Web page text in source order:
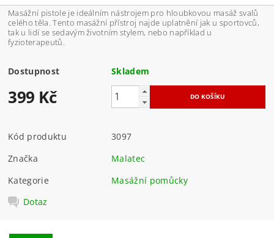
Masážní pistole je ideálním nástrojem pro hloubkovou masáž svalů
celého těla. Tento masážní přístroj najde uplatnění jak u sportovců,
tak u lidí se sedavým životním stylem, nebo například u
fyzioterapeutů.
Dostupnost Skladem
399 Kč
Kód produktu
3097
Značka
Malatec
Kategorie
Masážní pomůcky
Dotaz